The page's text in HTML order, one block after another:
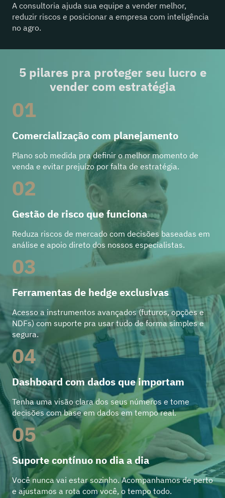
A consultoria ajuda sua equipe a vender melhor,
reduzir riscos e posicionar a empresa com inteligência
no agro.
5 pilares pra proteger seu lucro e
vender com estratégia
01
Comercialização com planejamento
Plano sob medida pra definir o melhor momento de
venda e evitar prejuízo por falta de estratégia.
02
Gestão de risco que funciona
Reduza riscos de mercado com decisões baseadas em
análise e apoio direto dos nossos especialistas.
03
Ferramentas de hedge exclusivas
Acesso a instrumentos avançados (futuros, opções e
NDFs) com suporte pra usar tudo de forma simples e
segura.
04
Dashboard com dados que importam
Tenha uma visão clara dos seus números e tome
decisões com base em dados em tempo real.
05
Suporte contínuo no dia a dia
Você nunca vai estar sozinho. Acompanhamos de perto
e ajustamos a rota com você, o tempo todo.